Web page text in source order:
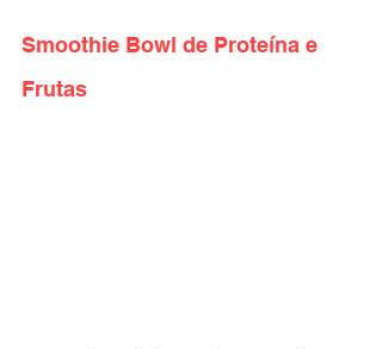
Smoothie Bowl de Proteína e
Frutas